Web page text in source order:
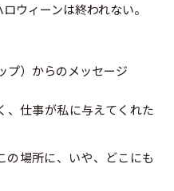
ウィーンは終われない。
）からのメッセージ
、仕事が私に与えてくれた
の場所に、いや、どこにも